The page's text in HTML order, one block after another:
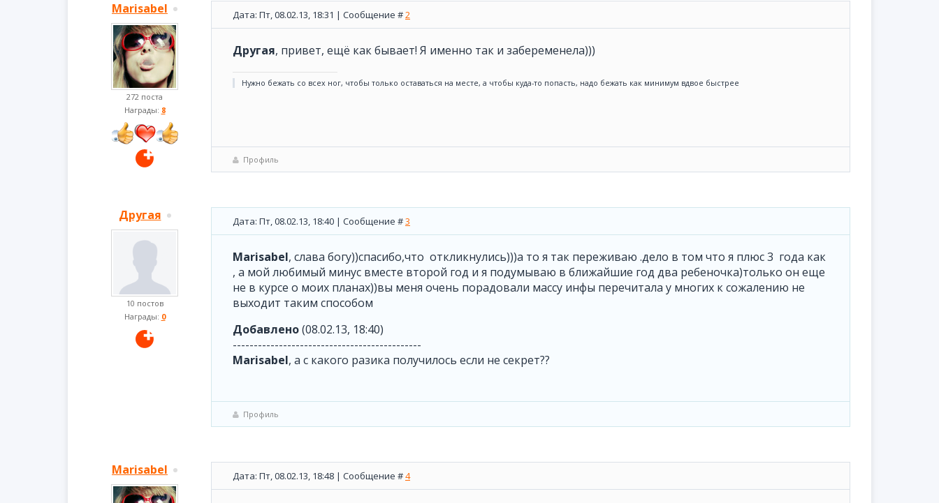
Marisabel
272 поста
Награды: 8
Дата: Пт, 08.02.13, 18:31 | Сообщение #2
Другая, привет, ещё как бывает! Я именно так и забеременела)))
Нужно бежать со всех ног, чтобы только оставаться на месте, а чтобы куда-то попасть, надо бежать как минимум вдвое быстрее
Профиль
Другая
10 постов
Награды: 0
Дата: Пт, 08.02.13, 18:40 | Сообщение #3
Marisabel, слава богу))спасибо,что откликнулись)))а то я так переживаю .дело в том что я плюс 3 года как
, а мой любимый минус вместе второй год и я подумываю в ближайшие год два ребеночка)только он еще
не в курсе о моих планах))вы меня очень порадовали массу инфы перечитала у многих к сожалению не
выходит таким способом
Добавлено(08.02.13, 18:40)
---------------------------------------------
Marisabel, а с какого разика получилось если не секрет??
Профиль
Marisabel Дата: Пт, 08.02.13, 18:48 | Сообщение #4